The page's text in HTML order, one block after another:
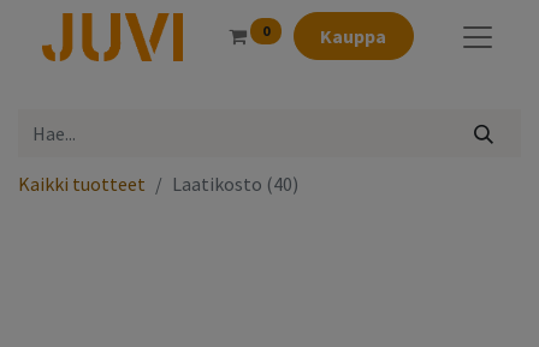
0 Kauppa
Kaikki tuotteet Laatikosto (40)